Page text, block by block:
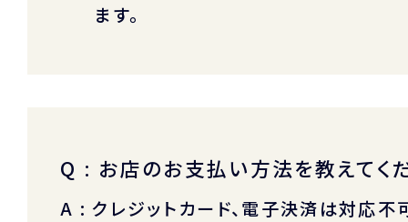
ます。
Q : お店のお支払い方法を教えてく
A : クレジットカード、電子決済は対応不